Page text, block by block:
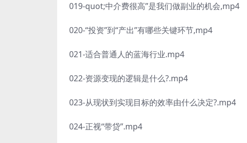
019-quot;中介费很高”是我们做副业的机会,mp4
020-“投资”到“产出”有哪些关键环节,mp4
021-适合普通人的蓝海行业.mp4
022-资源变现的逻辑是什么?.mp4
023-从现状到实现目标的效率由什么决定?.mp4
024-正视“带贷”.mp4